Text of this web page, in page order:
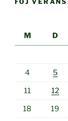
M
D
4 5
11 12
18 19